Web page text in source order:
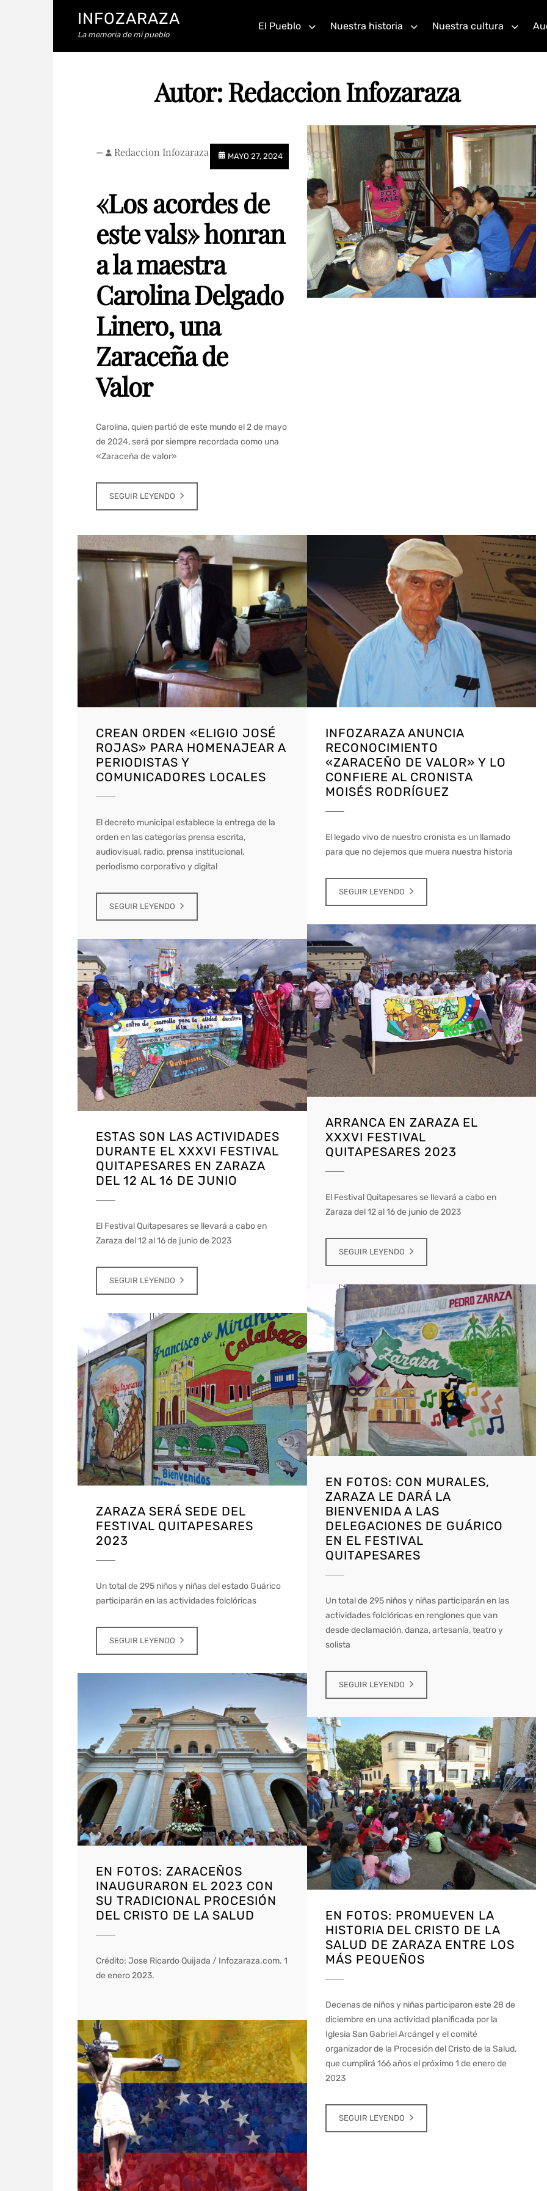
INFOZARAZA
La memoria de mi pueblo
El Pueblo Nuestra historia Nuestra cultura
Autor:Redaccion Infozaraza
MAYO 27, 2024
— Redaccion Infozaraza
«Los acordes de
este vals» honran
a la maestra
Carolina Delgado
Linero, una
Zaraceña de
Valor
Carolina, quien partió de este mundo el 2 de mayo
de 2024, será por siempre recordada como una
«Zaraceña de valor»
SEGUIR LEYENDO
CREAN ORDEN «ELIGIO JOSÉ
ROJAS» PARA HOMENAJEAR A
PERIODISTAS Y
COMUNICADORES LOCALES
El decreto municipal establece la entrega de la
orden en las categorías prensa escrita,
audiovisual, radio, prensa institucional,
periodismo corporativo y digital
SEGUIR LEYENDO
INFOZARAZA ANUNCIA
RECONOCIMIENTO
«ZARACEÑO DE VALOR» Y LO
CONFIERE AL CRONISTA
MOISÉS RODRÍGUEZ
El legado vivo de nuestro cronista es un llamado
para que no dejemos que muera nuestra historia
SEGUIR LEYENDO
ARRANCA EN ZARAZA EL
XXXVI FESTIVAL
QUITAPESARES 2023
El Festival Quitapesares se llevará a cabo en
Zaraza del 12 al 16 de junio de 2023
SEGUIR LEYENDO
ESTAS SON LAS ACTIVIDADES
DURANTE EL XXXVI FESTIVAL
QUITAPESARES EN ZARAZA
DEL 12 AL 16 DE JUNIO
El Festival Quitapesares se llevará a cabo en
Zaraza del 12 al 16 de junio de 2023
SEGUIR LEYENDO
EN FOTOS: CON MURALES,
ZARAZA LE DARÁ LA
BIENVENIDA A LAS
DELEGACIONES DE GUÁRICO
EN EL FESTIVAL
QUITAPESARES
Un total de 295 niños y niñas participarán en las
actividades folclóricas en renglones que van
desde declamación, danza, artesanía, teatro y
solista
SEGUIR LEYENDO
ZARAZA SERÁ SEDE DEL
FESTIVAL QUITAPESARES
2023
Un total de 295 niños y niñas del estado Guárico
participarán en las actividades folclóricas
SEGUIR LEYENDO
EN FOTOS: ZARACEÑOS
INAUGURARON EL 2023 CON
SU TRADICIONAL PROCESIÓN
DEL CRISTO DE LA SALUD
Crédito: Jose Ricardo Quijada / Infozaraza.com. 1
de enero 2023.
EN FOTOS: PROMUEVEN LA
HISTORIA DEL CRISTO DE LA
SALUD DE ZARAZA ENTRE LOS
MÁS PEQUEÑOS
Decenas de niños y niñas participaron este 28 de
diciembre en una actividad planificada por la
Iglesia San Gabriel Arcángel y el comité
organizador de la Procesión del Cristo de la Salud,
que cumplirá 166 años el próximo 1 de enero de
2023
SEGUIR LEYENDO